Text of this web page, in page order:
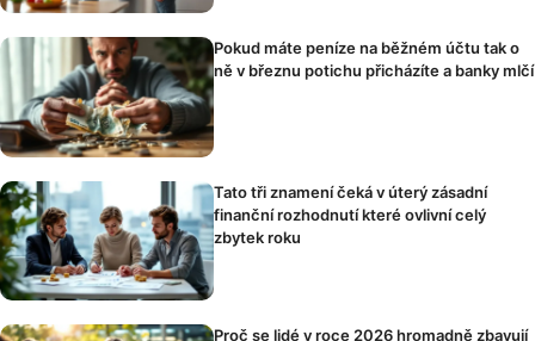
Pokud máte peníze na běžném účtu tak o
ně v březnu potichu přicházíte a banky mlčí
Tato tři znamení čeká v úterý zásadní
finanční rozhodnutí které ovlivní celý
zbytek roku
Proč se lidé v roce 2026 hromadně zbavují